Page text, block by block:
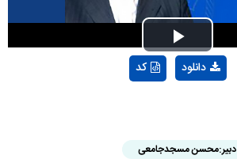
Play
Video
کد دانلود
دبیر:محسن مسجدجامعی